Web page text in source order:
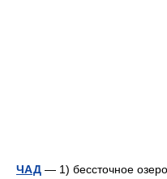
ЧАД — 1) бессточное